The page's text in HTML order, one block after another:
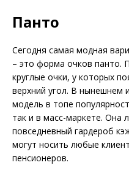
Панто
Сегодня самая модная
– это форма очков панто.
круглые очки, у которых
верхний угол. В нынешнем
модель в топе
так и в масс-маркете. Она
повседневный гардероб
могут носить любые
пенсионеров.